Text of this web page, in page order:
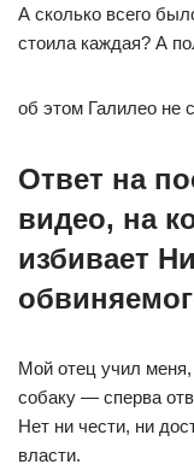
А сколько всего
стоила каждая? А
об этом Галилео не
Ответ на
видео, на
избивает
Мой отец учил
собаку — сперва
Нет ни чести, ни
власти.